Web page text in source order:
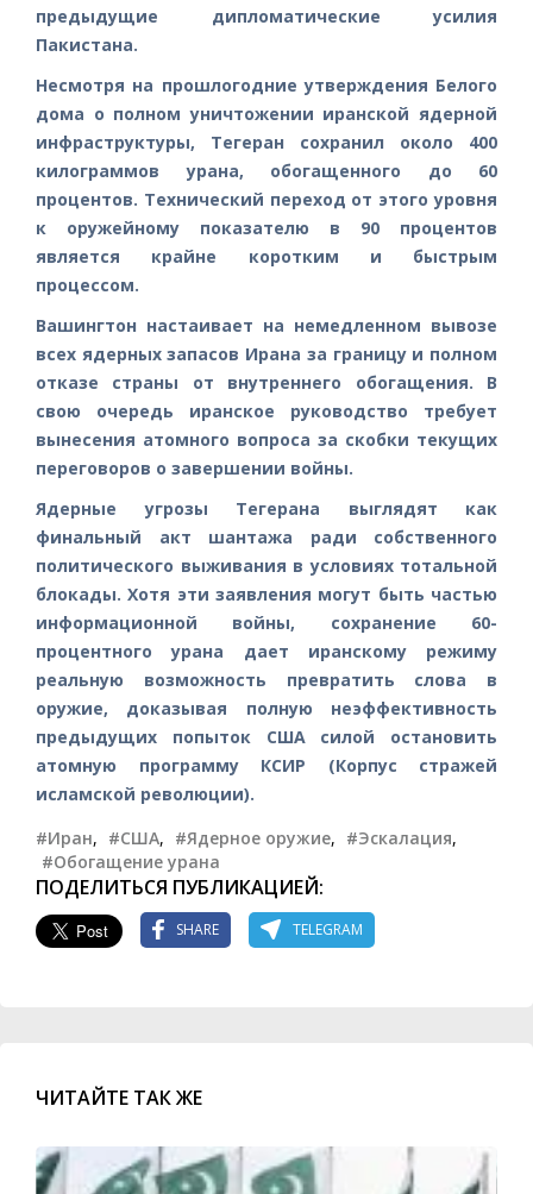
предыдущие дипломатические усилия
Пакистана.
Несмотря на прошлогодние утверждения Белого
дома о полном уничтожении иранской ядерной
инфраструктуры, Тегеран сохранил около 400
килограммов урана, обогащенного до 60
процентов. Технический переход от этого уровня
к оружейному показателю в 90 процентов
является крайне коротким и быстрым
процессом.
Вашингтон настаивает на немедленном вывозе
всех ядерных запасов Ирана за границу и полном
отказе страны от внутреннего обогащения. В
свою очередь иранское руководство требует
вынесения атомного вопроса за скобки текущих
переговоров о завершении войны.
Ядерные угрозы Тегерана выглядят как
финальный акт шантажа ради собственного
политического выживания в условиях тотальной
блокады. Хотя эти заявления могут быть частью
информационной войны, сохранение 60-
процентного урана дает иранскому режиму
реальную возможность превратить слова в
оружие, доказывая полную неэффективность
предыдущих попыток США силой остановить
атомную программу КСИР (Корпус стражей
исламской революции).
#Иран, #США, #Ядерное оружие, #Эскалация,
#Обогащение урана
ПОДЕЛИТЬСЯ ПУБЛИКАЦИЕЙ:
SHARE TELEGRAM
ЧИТАЙТЕ ТАК ЖЕ